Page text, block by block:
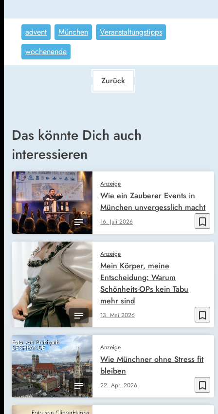
advent München
Veranstaltungstipps
wochenende
Zurück
Das könnte Dich auch
interessieren
bookmark_border
Anzeige
16. Juli 2026
Wie ein Zauberer Events in
München unvergesslich macht
bookmark_border
Anzeige
13. Mai 2026
Mein Körper, meine
Entscheidung: Warum
Schönheits-OPs kein Tabu
mehr sind
Foto von Prakhyath
DESHPANDE
bookmark_border
Anzeige
22. Apr. 2026
Wie Münchner ohne Stress fit
bleiben
Foto von ClickerHappy